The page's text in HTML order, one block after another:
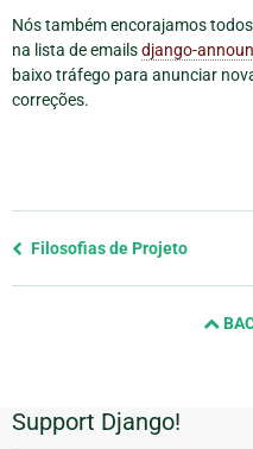
Nós também encorajamos
na lista de emailsdjango-
baixo tráfego para anunciar
correções.
Previous
Filosofias de Projeto
Informações
Support Django!